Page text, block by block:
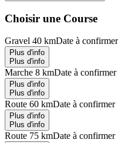
Choisir une Course
Gravel 40 kmDate à confirmer
Plus d'info
Plus d'info
Marche 8 kmDate à confirmer
Plus d'info
Plus d'info
Route 60 kmDate à confirmer
Plus d'info
Plus d'info
Route 75 kmDate à confirmer